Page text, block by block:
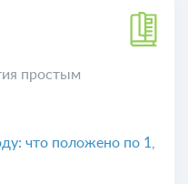
простым
что положено по 1,